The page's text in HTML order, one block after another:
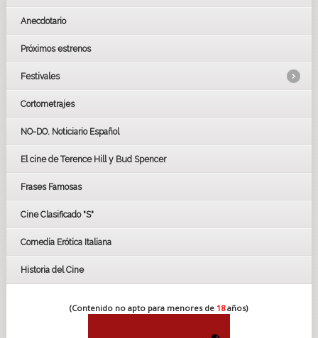
Anecdotario
Próximos estrenos
Festivales
LOS OSCARS
GOYAS
BAFTA
Cortometrajes
NO-DO. Noticiario Español
El cine de Terence Hill y Bud Spencer
Frases Famosas
Cine Clasificado "S"
Comedia Erótica Italiana
Historia del Cine
(Contenido no apto para menores de 18años)